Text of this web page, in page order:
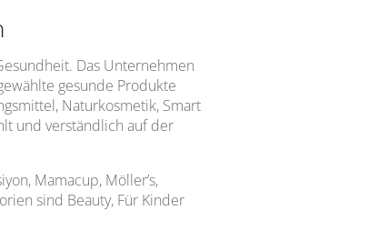
Das Unternehmen
gesunde Produkte
Naturkosmetik, Smart
und verständlich auf der
Mamacup, Möller’s,
sind Beauty, Für Kinder